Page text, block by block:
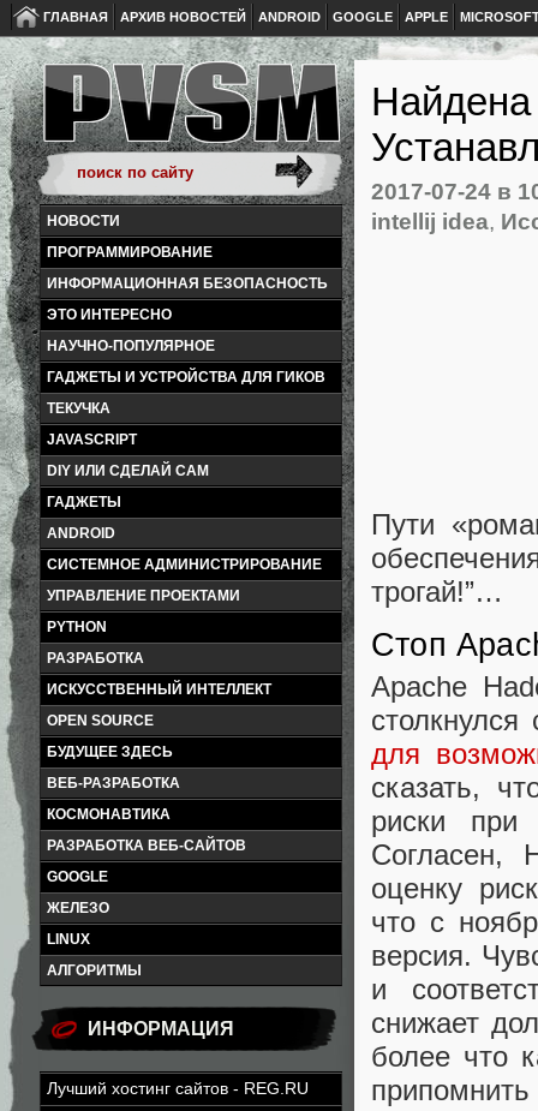
ГЛАВНАЯ АРХИВ НОВОСТЕЙ ANDROID GOOGLE APPLE
НОВОСТИ
ПРОГРАММИРОВАНИЕ
ИНФОРМАЦИОННАЯ БЕЗОПАСНОСТЬ
ЭТО ИНТЕРЕСНО
НАУЧНО-ПОПУЛЯРНОЕ
ГАДЖЕТЫ И УСТРОЙСТВА ДЛЯ ГИКОВ
ТЕКУЧКА
JAVASCRIPT
DIY ИЛИ СДЕЛАЙ САМ
ГАДЖЕТЫ
ANDROID
СИСТЕМНОЕ АДМИНИСТРИРОВАНИЕ
УПРАВЛЕНИЕ ПРОЕКТАМИ
PYTHON
РАЗРАБОТКА
ИСКУССТВЕННЫЙ ИНТЕЛЛЕКТ
OPEN SOURCE
БУДУЩЕЕ ЗДЕСЬ
ВЕБ-РАЗРАБОТКА
КОСМОНАВТИКА
РАЗРАБОТКА ВЕБ-САЙТОВ
GOOGLE
ЖЕЛЕЗО
LINUX
АЛГОРИТМЫ
ИНФОРМАЦИЯ
Лучший хостинг сайтов - REG.RU
2017-07-24 в
intellij idea,
Пути
трогай!”…
Стоп
Apache
для
сказать,
риски
Согласен,
оценку
что с
версия.
и
снижает
более что